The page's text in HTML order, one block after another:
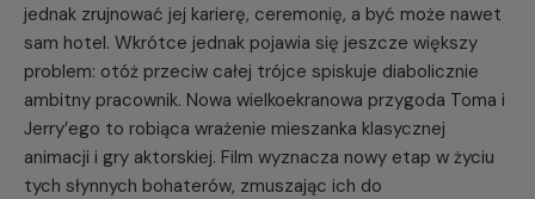
jednak zrujnować jej karierę, ceremonię, a być może nawet
sam hotel. Wkrótce jednak pojawia się jeszcze większy
problem: otóż przeciw całej trójce spiskuje diabolicznie
ambitny pracownik. Nowa wielkoekranowa przygoda Toma i
Jerry’ego to robiąca wrażenie mieszanka klasycznej
animacji i gry aktorskiej. Film wyznacza nowy etap w życiu
tych słynnych bohaterów, zmuszając ich do